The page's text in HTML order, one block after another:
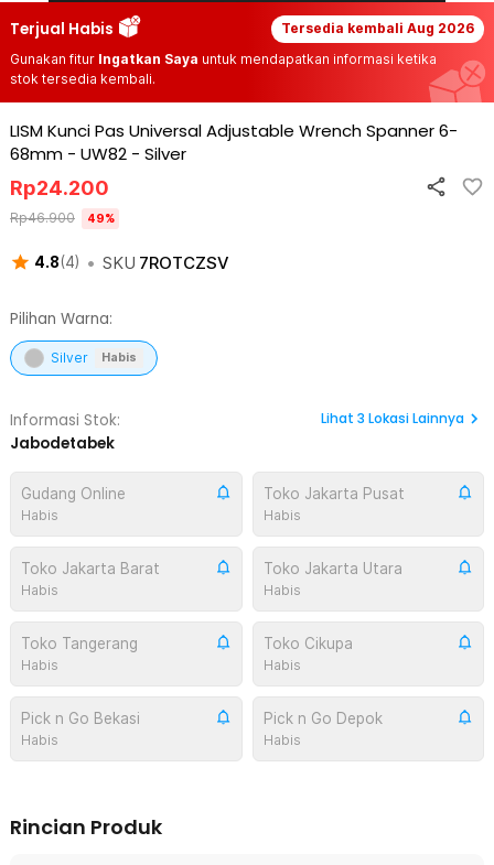
Terjual Habis Tersedia kembali Aug 2026
Gunakan fitur Ingatkan Saya untuk mendapatkan informasi ketika
stok tersedia kembali.
LISM Kunci Pas Universal Adjustable Wrench Spanner 6-
68mm - UW82 - Silver
4.8(4) • SKU 7ROTCZSV
Rp24.200
Rp46.900 49%
Pilihan Warna:
Silver Habis
Informasi Stok:
Jabodetabek
Lihat 3 Lokasi Lainnya
Gudang Online
Habis
Toko Jakarta Pusat
Habis
Toko Jakarta Barat
Habis
Toko Jakarta Utara
Habis
Toko Tangerang
Habis
Toko Cikupa
Habis
Pick n Go Bekasi
Habis
Pick n Go Depok
Habis
Rincian Produk